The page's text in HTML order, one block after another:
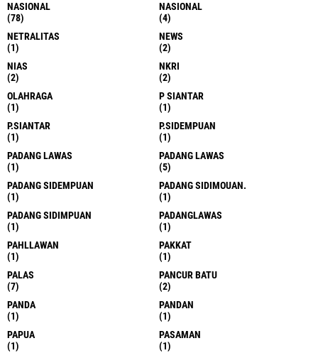
NASIONAL
(78)
NASIONAL
(4)
NETRALITAS
(1)
NEWS
(2)
NIAS
(2)
NKRI
(2)
OLAHRAGA
(1)
P SIANTAR
(1)
P.SIANTAR
(1)
P.SIDEMPUAN
(1)
PADANG LAWAS
(1)
PADANG LAWAS
(5)
PADANG SIDEMPUAN
(1)
PADANG SIDIMOUAN.
(1)
PADANG SIDIMPUAN
(1)
PADANGLAWAS
(1)
PAHLLAWAN
(1)
PAKKAT
(1)
PALAS
(7)
PANCUR BATU
(2)
PANDA
(1)
PANDAN
(1)
PAPUA
(1)
PASAMAN
(1)